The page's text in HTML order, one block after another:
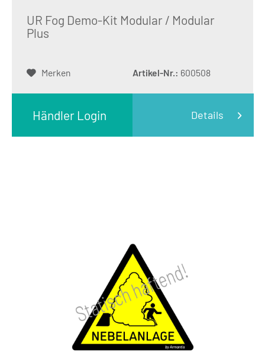
UR Fog Demo-Kit Modular / Modular
Plus
Händler Login Details
Merken Artikel-Nr.: 600508